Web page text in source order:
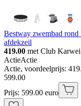
Bestway zwembad rond
afdekzeil
419.00 met Club Karwei
ActieActie
Actie, voordeelprijs:
599.00
Prijs: 599.00 euro